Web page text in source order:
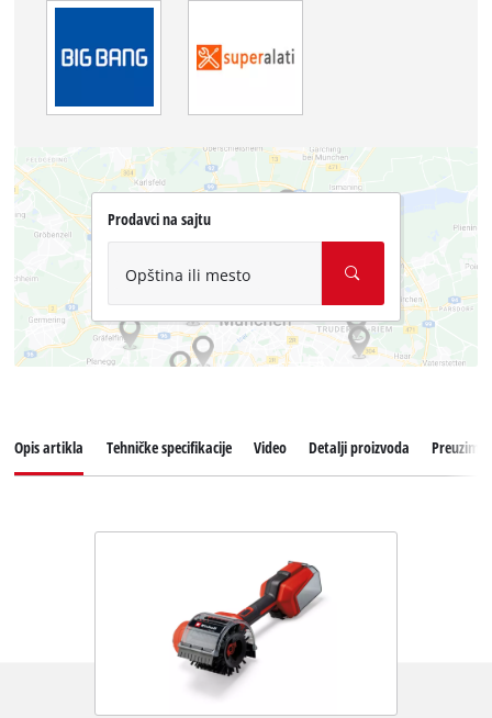
Prodavci na sajtu
Opština ili mesto
Opis artikla Tehničke specifikacije Video Detalji proizvoda